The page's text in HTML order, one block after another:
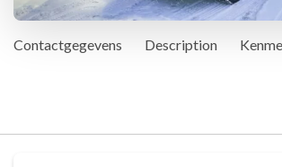
Contactgegevens Description